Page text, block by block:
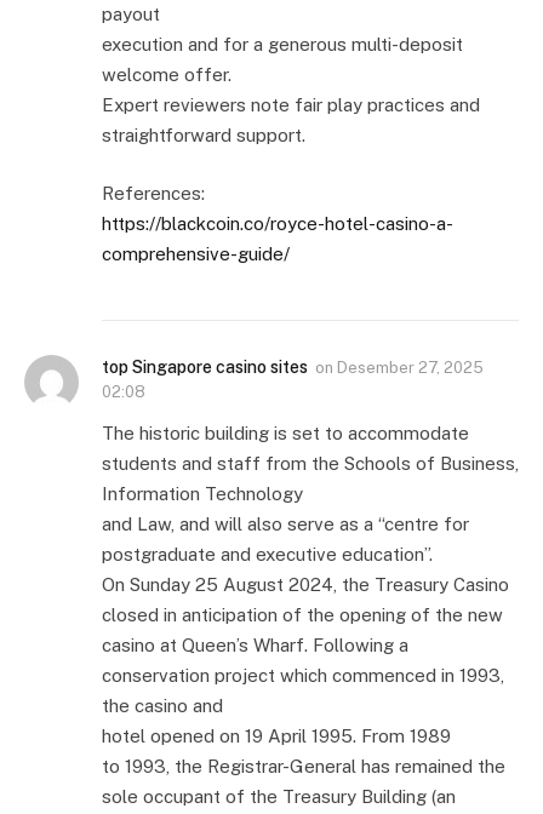
payout
execution and for a generous multi-deposit
welcome offer.
Expert reviewers note fair play practices and
straightforward support.
References:
https://blackcoin.co/royce-hotel-casino-a-
comprehensive-guide/
top Singapore casino sites on Desember 27, 2025
02:08
The historic building is set to accommodate
students and staff from the Schools of Business,
Information Technology
and Law, and will also serve as a “centre for
postgraduate and executive education”.
On Sunday 25 August 2024, the Treasury Casino
closed in anticipation of the opening of the new
casino at Queen’s Wharf. Following a
conservation project which commenced in 1993,
the casino and
hotel opened on 19 April 1995. From 1989
to 1993, the Registrar-General has remained the
sole occupant of the Treasury Building (an